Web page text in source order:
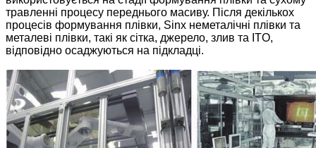
травленні процесу переднього масиву. Після декількох
процесів формування плівки, Sinx неметалічні плівки та
металеві плівки, такі як сітка, джерело, злив та ITO,
відповідно осаджуються на підкладці.